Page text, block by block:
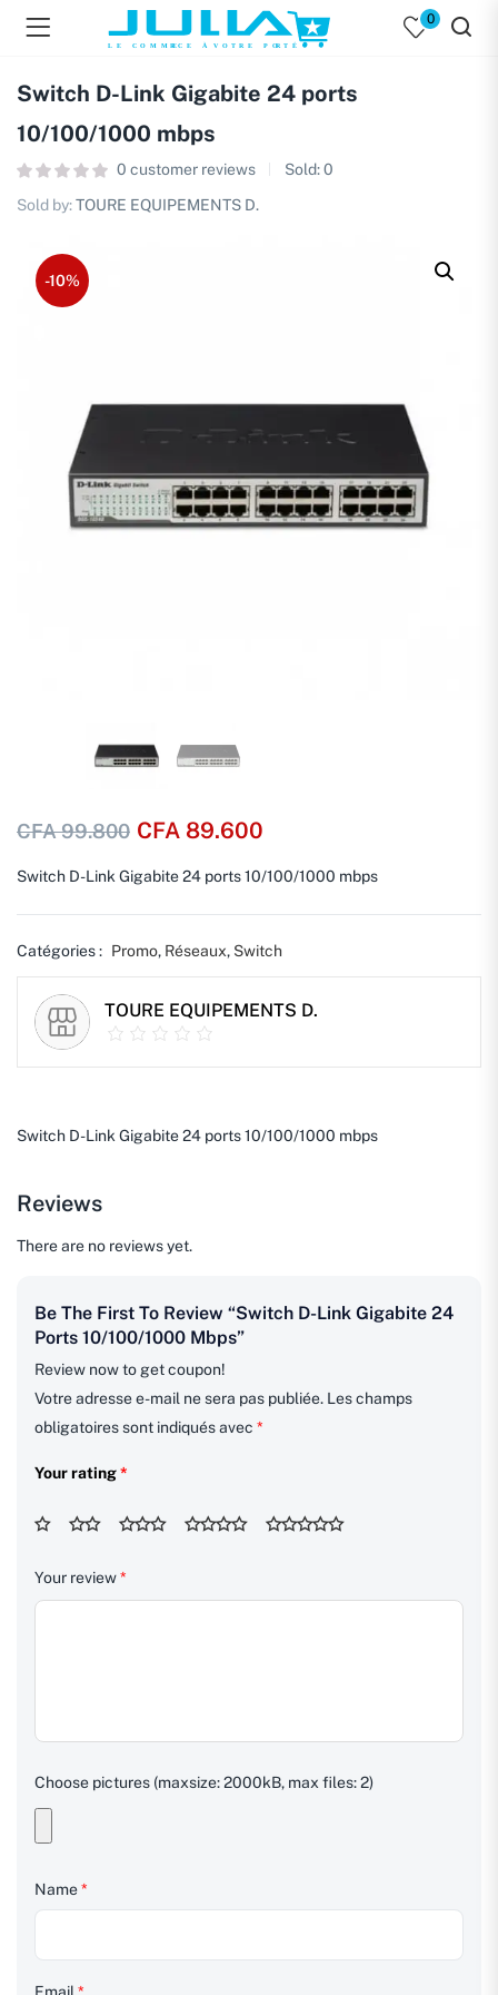
0
Switch D-Link Gigabite 24 ports
10/100/1000 mbps
0 customer reviews Sold:0
Sold by:TOURE EQUIPEMENTS D.
-10%
CFA99.800 CFA 89.600
Switch D-Link Gigabite 24 ports 10/100/1000 mbps
Catégories : Promo, Réseaux, Switch
TOURE EQUIPEMENTS D.
Switch D-Link Gigabite 24 ports 10/100/1000 mbps
Reviews
There are no reviews yet.
Be The First To Review “Switch D-Link Gigabite 24
Ports 10/100/1000 Mbps”
Review now to get coupon!
Votre adresse e-mail ne sera pas publiée. Les champs
obligatoires sont indiqués avec *
Your rating*
Your review*
Choose pictures (maxsize: 2000kB, max files: 2)
Name*